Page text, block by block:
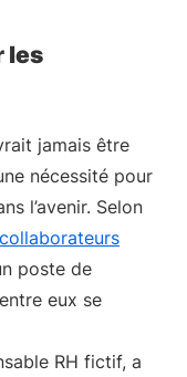
les
jamais être
nécessité pour
l’avenir. Selon
poste de
eux se
RH fictif, a